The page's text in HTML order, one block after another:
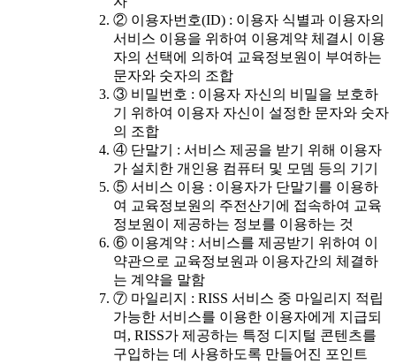
② 이용자번호(ID) : 이용자 식별과 이용자의
서비스 이용을 위하여 이용계약 체결시 이용
자의 선택에 의하여 교육정보원이 부여하는
문자와 숫자의 조합
③ 비밀번호 : 이용자 자신의 비밀을 보호하
기 위하여 이용자 자신이 설정한 문자와 숫자
의 조합
④ 단말기 : 서비스 제공을 받기 위해 이용자
가 설치한 개인용 컴퓨터 및 모뎀 등의 기기
⑤ 서비스 이용 : 이용자가 단말기를 이용하
여 교육정보원의 주전산기에 접속하여 교육
정보원이 제공하는 정보를 이용하는 것
⑥ 이용계약 : 서비스를 제공받기 위하여 이
약관으로 교육정보원과 이용자간의 체결하
는 계약을 말함
⑦ 마일리지 : RISS 서비스 중 마일리지 적립
가능한 서비스를 이용한 이용자에게 지급되
며, RISS가 제공하는 특정 디지털 콘텐츠를
구입하는 데 사용하도록 만들어진 포인트